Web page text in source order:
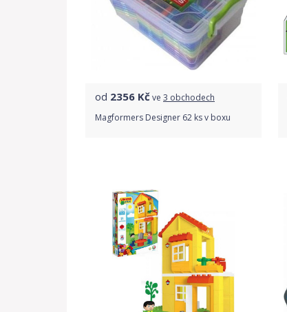
od 2356 Kčve 3 obchodech
Magformers Designer 62 ks v boxu